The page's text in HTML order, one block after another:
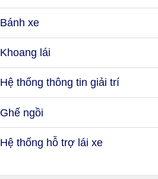
Bánh xe
Khoang lái
Hệ thống thông tin giải trí
Ghế ngồi
Hệ thống hỗ trợ lái xe